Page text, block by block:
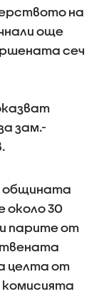
на
още
сеч
зам.-
общината
около 30
парите от
целта от